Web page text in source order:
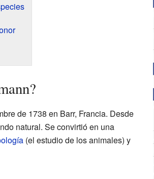
de 1738 en Barr, Francia. Desde
natural. Se convirtió en una
(el estudio de los animales) y